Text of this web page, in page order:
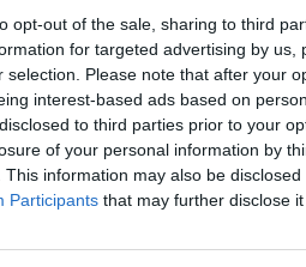
opt-out of the sale, sharing to third
for targeted advertising by
selection. Please note that after your
interest-based ads based on
to third parties prior to your
of your personal information by
This information may also be
Participants that may further disclose